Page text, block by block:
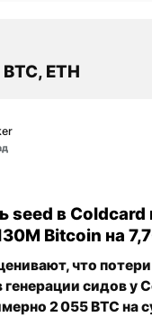
ETH
seed в Coldcard
Bitcoin на
что потери
генерации сидов у
2 055 BTC на